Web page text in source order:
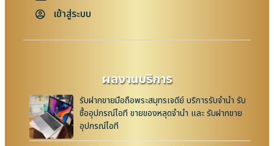
เข้าสู่ระบบ
ผลงานบริการ
รับฝากขายมือถือพระสมุทรเจดีย์ บริการรับจำนำ รับ
ซื้ออุปกรณ์ไอที ขายของหลุดจำนำ และ รับฝากขาย
อุปกรณ์ไอที